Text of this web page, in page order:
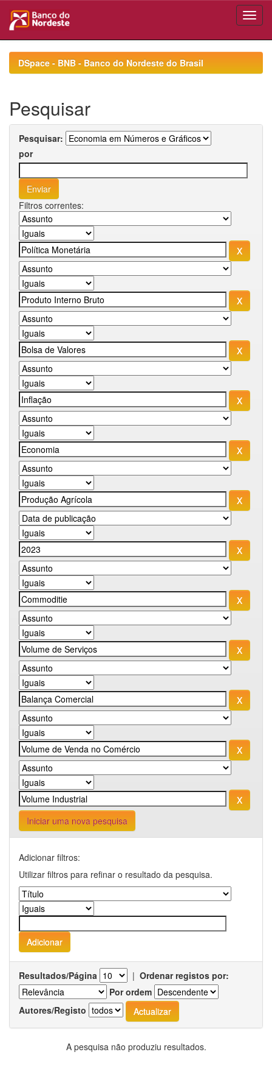
navigationDSpace - BNB - Banco do Nordeste do Brasil
Pesquisar
Pesquisar:
por
Filtros correntes:
Iniciar uma nova pesquisa
Adicionar filtros:
Utilizar filtros para refinar o resultado da pesquisa.
Resultados/Página | Ordenar registos por:
Por ordem
Autores/Registo
A pesquisa não produziu resultados.